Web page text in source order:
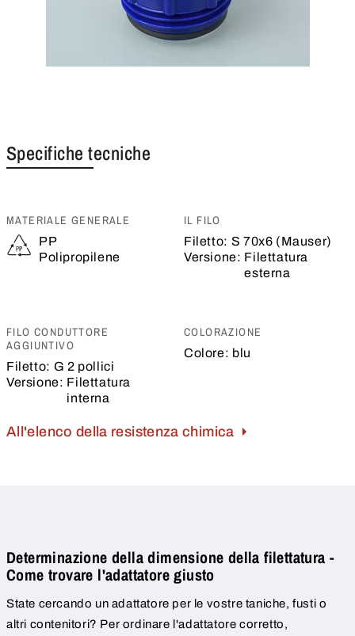
Specifiche tecniche
MATERIALE GENERALE
PP
Polipropilene
IL FILO
Filetto: S 70x6 (Mauser)
Versione: Filettatura
esterna
FILO CONDUTTORE
AGGIUNTIVO
Filetto: G 2 pollici
Versione: Filettatura
interna
COLORAZIONE
Colore: blu
All'elenco della resistenza chimica
Determinazione della dimensione della filettatura -
Come trovare l'adattatore giusto
State cercando un adattatore per le vostre taniche, fusti o
altri contenitori? Per ordinare l'adattatore corretto,